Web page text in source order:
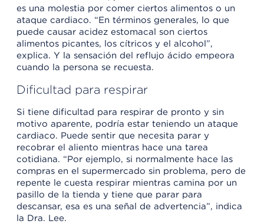
es una molestia por comer ciertos alimentos o un
ataque cardiaco. “En términos generales, lo que
puede causar acidez estomacal son ciertos
alimentos picantes, los cítricos y el alcohol”,
explica. Y la sensación del reflujo ácido empeora
cuando la persona se recuesta.
Dificultad para respirar
Si tiene dificultad para respirar de pronto y sin
motivo aparente, podría estar teniendo un ataque
cardiaco. Puede sentir que necesita parar y
recobrar el aliento mientras hace una tarea
cotidiana. “Por ejemplo, si normalmente hace las
compras en el supermercado sin problema, pero de
repente le cuesta respirar mientras camina por un
pasillo de la tienda y tiene que parar para
descansar, esa es una señal de advertencia”, indica
la Dra. Lee.